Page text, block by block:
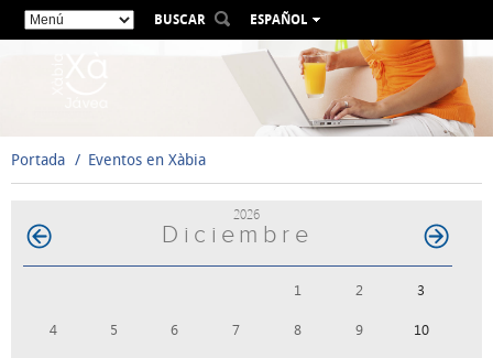
BUSCAR
ESPAÑOL
VALENCIÀ
ENGLISH
FRANÇAIS
Portada Eventos en Xàbia
2026
Diciembre
1 2 3
4 5 6 7 8 9 10